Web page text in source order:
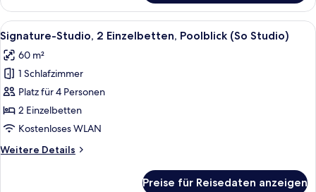
Studio,
1 King-
Bett,
Poolblick
(So
Studio)
Alle
Fotos
für
Signature-
Studio,
2 Einzelbetten,
Poolblick
Studio)
Ein modernes Hotelzimmer mit Bett,
6
Signature-Studio, 2 Einzelbetten, Poolblick (So Studio)
60 m²
1 Schlafzimmer
Platz für 4 Personen
2 Einzelbetten
Kostenloses WLAN
Weitere Details
Weitere
Preise für Reisedaten anzeigen